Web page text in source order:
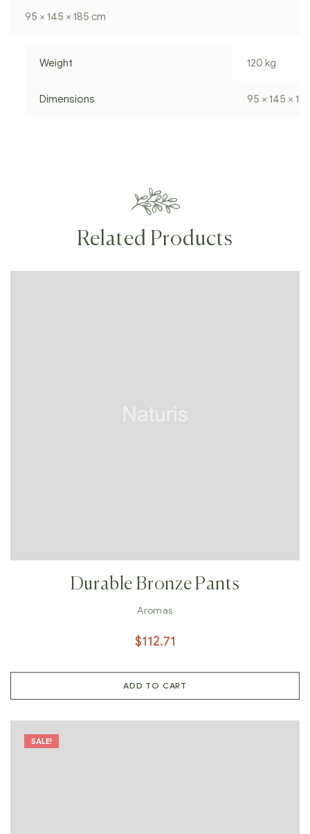
95 × 145 × 185 cm
Weight 120 kg
Dimensions 95 × 145 ×
Related Products
Durable Bronze Pants
Aromas
$112.71
ADD TO CART
SALE!